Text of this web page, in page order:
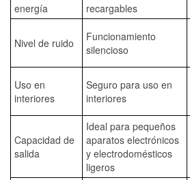
energía
recargables
Nivel de ruido
Funcionamiento
silencioso
Uso en
interiores
Seguro para uso en
interiores
Capacidad de
salida
Ideal para pequeños
aparatos electrónicos
y electrodomésticos
ligeros